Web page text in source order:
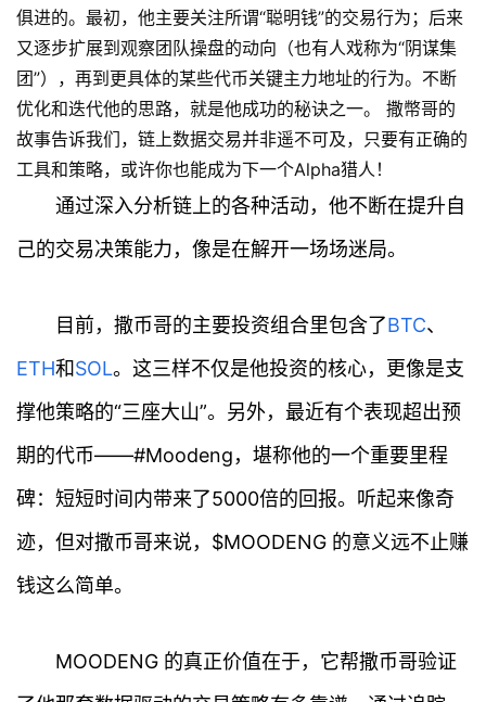
俱进的。最初，他主要关注所谓“聪明钱”的交易行为；后来
又逐步扩展到观察团队操盘的动向（也有人戏称为“阴谋集
团”），再到更具体的某些代币关键主力地址的行为。不断
优化和迭代他的思路，就是他成功的秘诀之一。 撒幣哥的
故事告诉我们，链上数据交易并非遥不可及，只要有正确的
工具和策略，或许你也能成为下一个Alpha猎人！
通过深入分析链上的各种活动，他不断在提升自
己的交易决策能力，像是在解开一场场迷局。
目前，撒币哥的主要投资组合里包含了BTC、
ETH和SOL。这三样不仅是他投资的核心，更像是支
撑他策略的“三座大山”。另外，最近有个表现超出预
期的代币——#Moodeng，堪称他的一个重要里程
碑：短短时间内带来了5000倍的回报。听起来像奇
迹，但对撒币哥来说，$MOODENG 的意义远不止赚
钱这么简单。
MOODENG 的真正价值在于，它帮撒币哥验证